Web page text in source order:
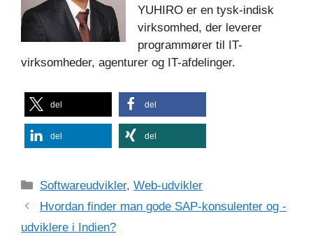
YUHIRO er en tysk-indisk
virksomhed, der leverer
programmører til IT-
virksomheder, agenturer og IT-afdelinger.
del del
del del
Kategorier
Softwareudvikler,Web-udvikler
Hvordan finder man gode SAP-konsulenter og -
udviklere i Indien?